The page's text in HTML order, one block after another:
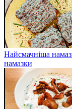
Найсмачніша
намазки